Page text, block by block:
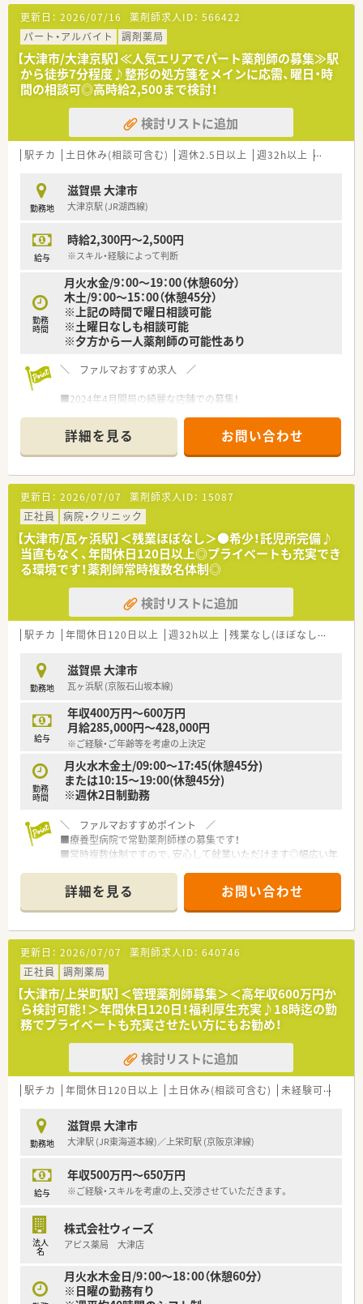
更新日： 2026/07/16 薬剤師求人ID： 566422
パート・アルバイト
調剤薬局
【大津市/大津京駅】≪人気エリアでパート薬剤師の募集≫駅
から徒歩7分程度♪整形の処方箋をメインに応需、曜日・時
間の相談可◎高時給2,500まで検討！
検討リストに追加
駅チカ 土日休み(相談可含む) 週休2.5日以上 週32h以上 未経験可
勤務地
滋賀県 大津市
大津京駅 (JR湖西線)
給与
時給2,300円～2,500円
※スキル・経験によって判断
勤務
時間
月火水金/9：00～19：00（休憩60分）
木土/9：00～15：00（休憩45分）
※上記の時間で曜日相談可能
※土曜日なしも相談可能
※夕方から一人薬剤師の可能性あり
＼ ファルマおすすめ求人 ／
■2024年4月開局の綺麗な店舗での募集！
阪石山坂本線『大津京』駅からも徒歩圏内！２wayアクセスで通勤
便利◎お車通勤ももちろん可能です！
■整科の処方箋をメインに応需しています！
枚数は1日40枚程度◎
■今なら時間・曜日も相談可能！ご希望お聞かせください♪
詳細を見る お問い合わせ
更新日： 2026/07/07 薬剤師求人ID： 15087
正社員
病院・クリニック
【大津市/瓦ヶ浜駅】＜残業ほぼなし＞●希少！託児所完備♪
当直もなく、年間休日120日以上◎プライベートも充実でき
る環境です！薬剤師常時複数名体制◎
検討リストに追加
駅チカ 年間休日120日以上 週32h以上 残業なし(ほぼなし含む)
勤務地
滋賀県 大津市
瓦ヶ浜駅 (京阪石山坂本線)
給与
年収400万円～600万円
月給285,000円～428,000円
※ご経験・ご年齢等を考慮の上決定
勤務
時間
月火水木金土/09:00～17:45(休憩45分)
または10:15～19:00(休憩45分)
※週休2日制勤務
＼ ファルマおすすめポイント ／
■療養型病院で常勤薬剤師様の募集です！
■常時複数体制ですので、安心して就業いただけます◎幅広い年
■希少！院内に託児所もありますので、お子様を預けての就業も
出来ます◎
■夜勤・当直はございません◎残業もほとんどなく、年間休日
120日とプライベートも大切にできます♪
■最寄駅より徒歩5分に位置していますので、公共交通機関でも
お通いいただけます◎もちろんお車での通勤も可能です。
詳細を見る お問い合わせ
更新日： 2026/07/07 薬剤師求人ID： 640746
正社員
調剤薬局
【大津市/上栄町駅】＜管理薬剤師募集＞＜高年収600万円か
ら検討可能！＞年間休日120日！福利厚生充実♪18時迄の勤
務でプライベートも充実させたい方にもお勧め！
検討リストに追加
駅チカ 年間休日120日以上 土日休み(相談可含む) 未経験可
勤務地
滋賀県 大津市
大津駅 (JR東海道本線)／上栄町駅 (京阪京津線)
給与
年収500万円～650万円
※ご経験・スキルを考慮の上、交渉させていただきます。
法人
名
株式会社ウィーズ
アピス薬局 大津店
月火水木金日/9：00～18：00（休憩60分）
※日曜の勤務有り